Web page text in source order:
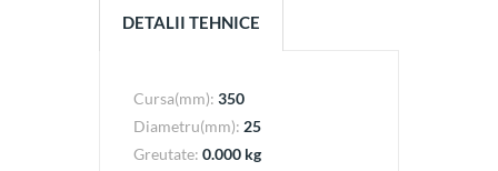
DETALII TEHNICE
Cursa(mm): 350
Diametru(mm): 25
Greutate: 0.000 kg